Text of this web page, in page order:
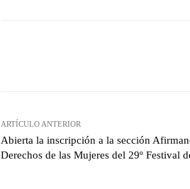
ARTÍCULO ANTERIOR
Abierta la inscripción a la sección
Derechos de las Mujeres del 29º Festival